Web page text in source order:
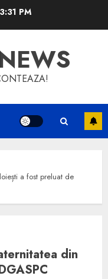
PM
a fost preluat de
din